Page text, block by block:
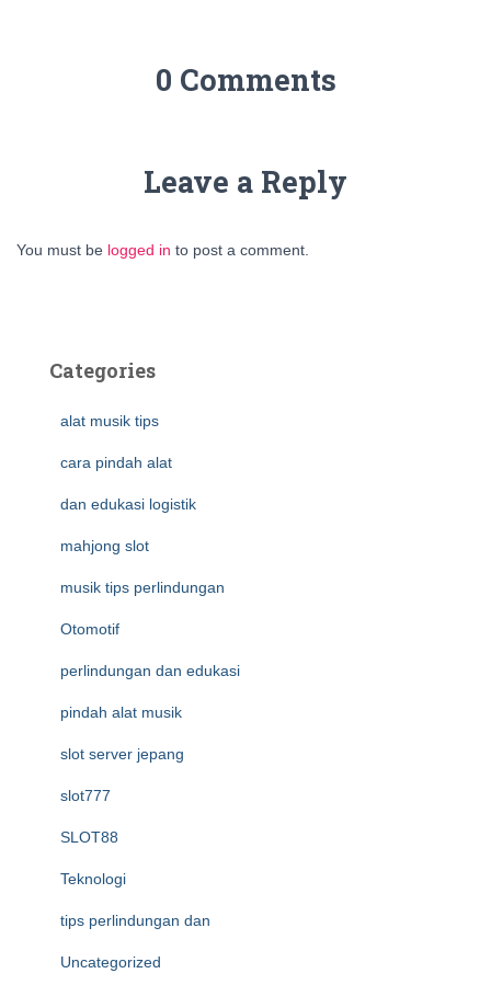
0 Comments
Leave a Reply
You must be logged in to post a comment.
Categories
alat musik tips
cara pindah alat
dan edukasi logistik
mahjong slot
musik tips perlindungan
Otomotif
perlindungan dan edukasi
pindah alat musik
slot server jepang
slot777
SLOT88
Teknologi
tips perlindungan dan
Uncategorized